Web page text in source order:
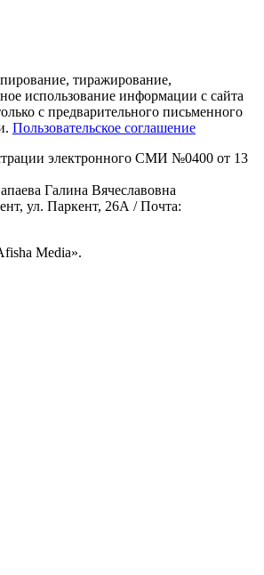
тиражирование,
использование информации с сайта
с предварительного письменного
Пользовательское соглашение
электронного СМИ №0400 от 13
Галина Вячеславовна
ул. Паркент, 26А / Почта:
Media».